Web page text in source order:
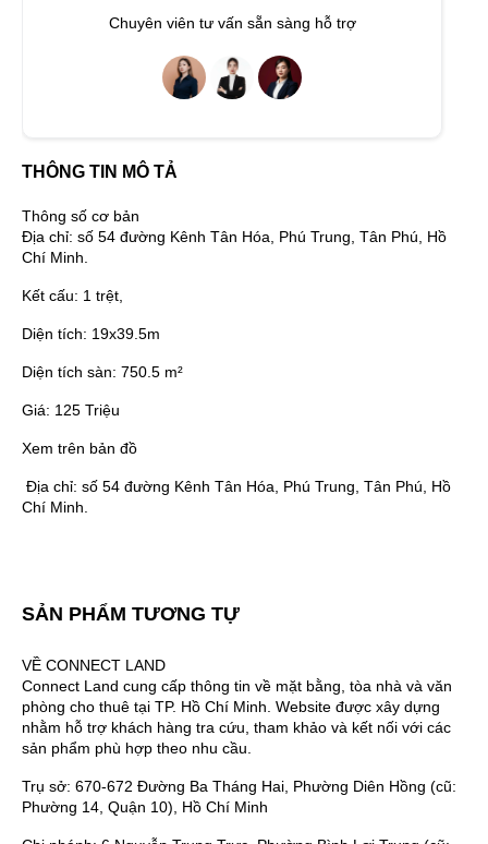
Chuyên viên tư vấn sẵn sàng hỗ trợ
THÔNG TIN MÔ TẢ
Thông số cơ bản
Địa chỉ: số 54 đường Kênh Tân Hóa, Phú Trung, Tân Phú, Hồ
Chí Minh.
Kết cấu: 1 trệt,
Diện tích: 19x39.5m
Diện tích sàn: 750.5 m²
Giá: 125 Triệu
Xem trên bản đồ
Địa chỉ: số 54 đường Kênh Tân Hóa, Phú Trung, Tân Phú, Hồ
Chí Minh.
SẢN PHẨM TƯƠNG TỰ
VỀ CONNECT LAND
Connect Land cung cấp thông tin về mặt bằng, tòa nhà và văn
phòng cho thuê tại TP. Hồ Chí Minh. Website được xây dựng
nhằm hỗ trợ khách hàng tra cứu, tham khảo và kết nối với các
sản phẩm phù hợp theo nhu cầu.
Trụ sở: 670-672 Đường Ba Tháng Hai, Phường Diên Hồng (cũ:
Phường 14, Quận 10), Hồ Chí Minh